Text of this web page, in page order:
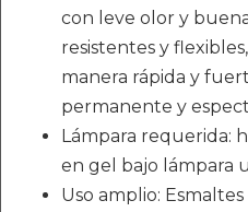
con leve olor y
resistentes y
manera rápida y
permanente y
Lámpara requerida:
en gel bajo lámpara
Uso amplio: